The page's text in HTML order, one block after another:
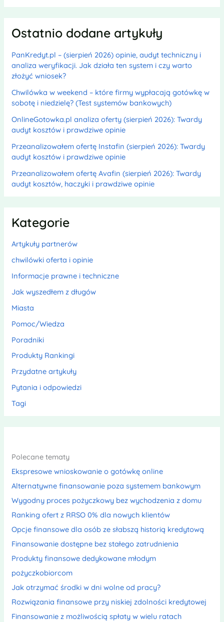
Ostatnio dodane artykuły
PanKredyt.pl – (sierpień 2026) opinie, audyt techniczny i
analiza weryfikacji. Jak działa ten system i czy warto
złożyć wniosek?
Chwilówka w weekend – które firmy wypłacają gotówkę w
sobotę i niedzielę? (Test systemów bankowych)
OnlineGotowka.pl analiza oferty (sierpień 2026): Twardy
audyt kosztów i prawdziwe opinie
Przeanalizowałem ofertę Instafin (sierpień 2026): Twardy
audyt kosztów i prawdziwe opinie
Przeanalizowałem ofertę Avafin (sierpień 2026): Twardy
audyt kosztów, haczyki i prawdziwe opinie
Kategorie
Artykuły partnerów
chwilówki oferta i opinie
Informacje prawne i techniczne
Jak wyszedłem z długów
Miasta
Pomoc/Wiedza
Poradniki
Produkty Rankingi
Przydatne artykuły
Pytania i odpowiedzi
Tagi
Polecane tematy
Ekspresowe wnioskowanie o gotówkę online
Alternatywne finansowanie poza systemem bankowym
Wygodny proces pożyczkowy bez wychodzenia z domu
Ranking ofert z RRSO 0% dla nowych klientów
Opcje finansowe dla osób ze słabszą historią kredytową
Finansowanie dostępne bez stałego zatrudnienia
Produkty finansowe dedykowane młodym
pożyczkobiorcom
Jak otrzymać środki w dni wolne od pracy?
Rozwiązania finansowe przy niskiej zdolności kredytowej
Finansowanie z możliwością spłaty w wielu ratach